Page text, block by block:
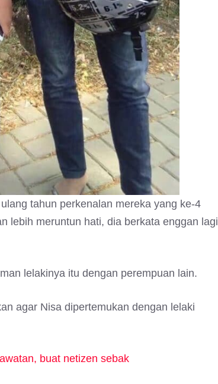
tahun perkenalan mereka yang ke-4
lebih meruntun hati, dia berkata enggan lagi
lelakinya itu dengan perempuan lain.
agar Nisa dipertemukan dengan lelaki
buat netizen sebak